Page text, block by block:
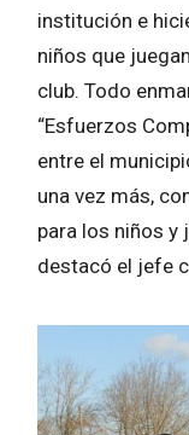
institución e
niños que
club. Todo
“Esfuerzos
entre el
una vez más,
para los niños y
destacó el jefe